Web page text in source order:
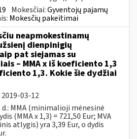
Mokesčiai:Gyventojų pajamų
Mokesčių pakeitimai
neapmokestinamų
dienpinigių
pat siejamas su
– MMA x iš koeficiento 1,3
1,3. Kokie šie dydžiai
2019-03-12
d.: MMA (minimalioji mėnesinė
(MMA x 1,3) = 721,50 Eur; MVA
atlygis) yra 3,39 Eur, o dydis